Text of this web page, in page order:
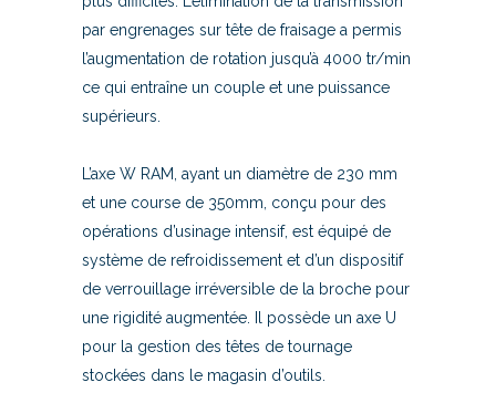
par engrenages sur tête de fraisage a permis
l’augmentation de rotation jusqu’à 4000 tr/min
ce qui entraîne un couple et une puissance
supérieurs.
L’axe W RAM, ayant un diamètre de 230 mm
et une course de 350mm, conçu pour des
opérations d’usinage intensif, est équipé de
système de refroidissement et d’un dispositif
de verrouillage irréversible de la broche pour
une rigidité augmentée. Il possède un axe U
pour la gestion des têtes de tournage
stockées dans le magasin d’outils.